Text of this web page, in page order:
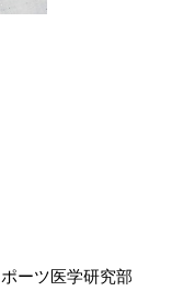
ーツ医学研究部